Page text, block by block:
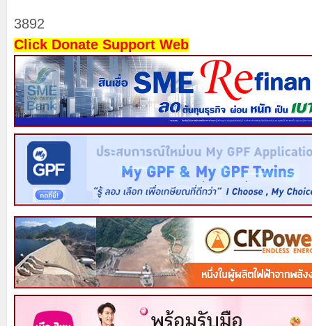
3892
Click Donate Support Web